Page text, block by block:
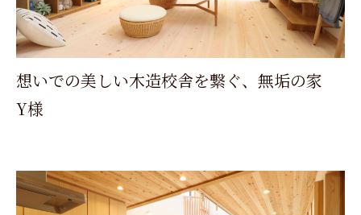
想いでの美しい木造校舎を繋ぐ、無垢の家
Y様